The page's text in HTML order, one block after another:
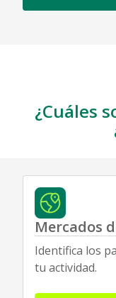
¿Cuáles
Mercados
Identifica los
tu actividad.